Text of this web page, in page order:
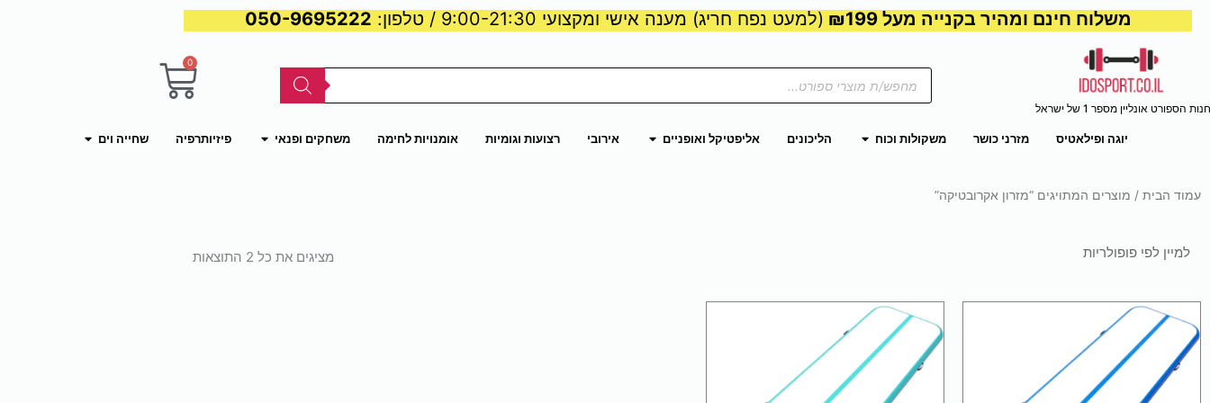
משלוח חינם ומהיר בקנייה מעל ₪199 (למעט נפח חריג) מענה אישי ומקצועי 9:00-21:30 / טלפון: 050-9695222
חנות הספורט אונליין מספר 1 של ישראל
Products
search
0
עגלת
יוגה ופילאטיס מזרני כושר משקולות וכוח פתח משקולות וכוח
הליכונים אליפטיקל ואופניים פתח אליפטיקל ואופניים
אירובי רצועות וגומיות אומנויות לחימה משחקים ופנאי פתח משחקים ופנאי
פיזיותרפיה שחייה וים פתח שחייה וים
עמוד הבית / מוצרים המתויגים “מזרון אקרובטיקה”
מציגים את כל ⁦2⁩ התוצאות לפי